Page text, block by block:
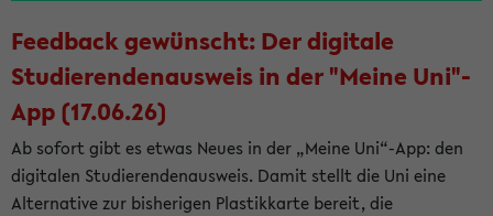
Feedback gewünscht: Der digitale
Studierendenausweis in der "Meine Uni"-
App (17.06.26)
Ab sofort gibt es etwas Neues in der „Meine Uni“-App: den
digitalen Studierendenausweis. Damit stellt die Uni eine
Alternative zur bisherigen Plastikkarte bereit, die